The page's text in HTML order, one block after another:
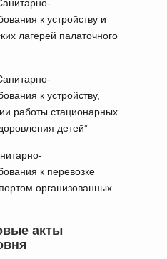
к устройству и
лагерей палаточного
к устройству,
работы стационарных
детей”
к перевозке
организованных
акты